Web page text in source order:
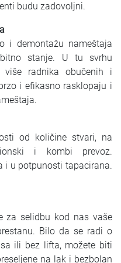
budu zadovoljni.
i demontažu nameštaja
stanje. U tu svrhu
radnika obučenih i
i efikasno rasklopaju i
od količine stvari, na
i kombi prevoz.
i u potpunosti tapacirana.
za selidbu kod nas vaše
Bilo da se radi o
ili bez lifta, možete biti
na lak i bezbolan